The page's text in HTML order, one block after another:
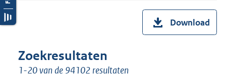
Download
Zoekresultaten
1-20 van de 94102 resultaten